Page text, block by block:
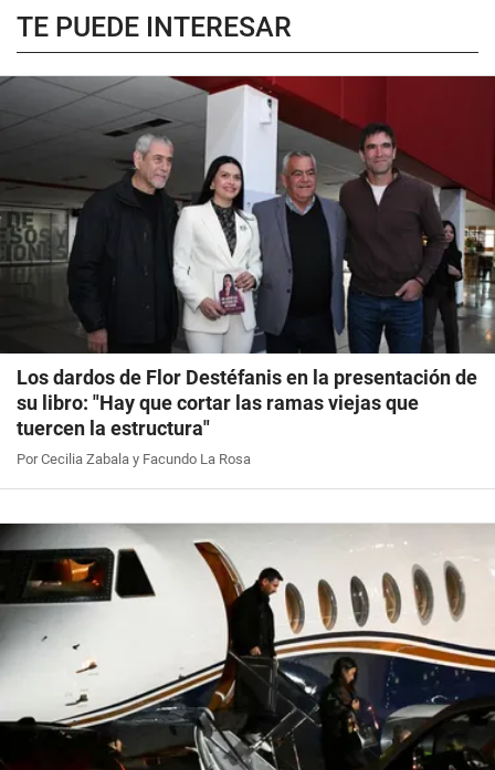
TE PUEDE INTERESAR
Los dardos de Flor Destéfanis en la presentación de
su libro: "Hay que cortar las ramas viejas que
tuercen la estructura"
Por Cecilia Zabala y Facundo La Rosa